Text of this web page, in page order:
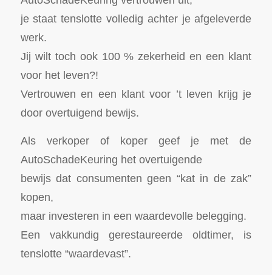
je staat tenslotte volledig achter je afgeleverde
werk.
Jij wilt toch ook 100 % zekerheid en een klant
voor het leven?!
Vertrouwen en een klant voor ’t leven krijg je
door overtuigend bewijs.
Als verkoper of koper geef je met de
AutoSchadeKeuring het overtuigende
bewijs dat consumenten geen “kat in de zak”
kopen,
maar investeren in een waardevolle belegging.
Een vakkundig gerestaureerde oldtimer, is
tenslotte “waardevast”.